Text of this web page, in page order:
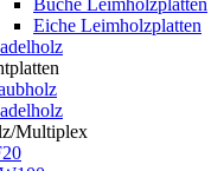
Buche Leimholzplatten
Eiche Leimholzplatten
Multiplex